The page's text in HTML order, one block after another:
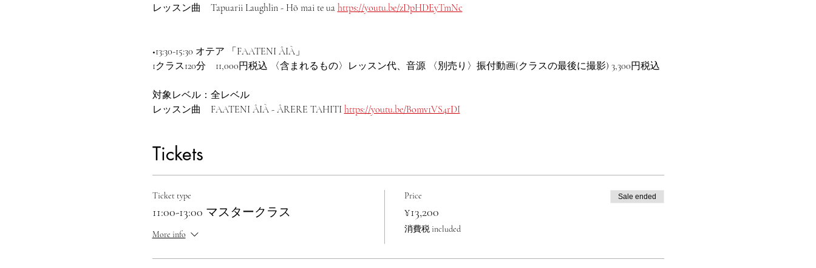
レッスン曲　Tapuarii Laughlin - Hō mai te ua https://youtu.be/zDpHDEyTmNc
◆13:30-15:30 オテア 「FAATENI ÂIÀ」
1クラス120分　11,000円税込 〈含まれるもの〉レッスン代、音源 〈別売り〉振付動画(クラスの最後に撮影) 3,300円税込
​対象レベル：全レベル​
レッスン曲　FAATENI ÂIÀ - ÂRERE TAHITI https://youtu.be/Bomv1VS4rDI
Tickets
Ticket type
11:00-13:00 マスタークラス
More info
Price
¥13,200
消費税 included
Sale ended